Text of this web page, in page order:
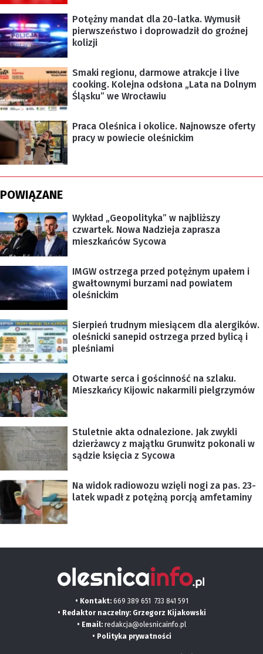
Potężny mandat dla 20-latka. Wymusił
pierwszeństwo i doprowadził do groźnej
kolizji
Smaki regionu, darmowe atrakcje i live
cooking. Kolejna odsłona „Lata na Dolnym
Śląsku” we Wrocławiu
Praca Oleśnica i okolice. Najnowsze oferty
pracy w powiecie oleśnickim
POWIĄZANE
Wykład „Geopolityka” w najbliższy
czwartek. Nowa Nadzieja zaprasza
mieszkańców Sycowa
IMGW ostrzega przed potężnym upałem i
gwałtownymi burzami nad powiatem
oleśnickim
Sierpień trudnym miesiącem dla alergików.
oleśnicki sanepid ostrzega przed bylicą i
pleśniami
Otwarte serca i gościnność na szlaku.
Mieszkańcy Kijowic nakarmili pielgrzymów
Stuletnie akta odnalezione. Jak zwykli
dzierżawcy z majątku Grunwitz pokonali w
sądzie księcia z Sycowa
Na widok radiowozu wzięli nogi za pas. 23-
latek wpadł z potężną porcją amfetaminy
• Kontakt: 669 389 651 733 841 591
• Redaktor naczelny: Grzegorz Kijakowski
• Email: redakcja@olesnicainfo.pl
• Polityka prywatności